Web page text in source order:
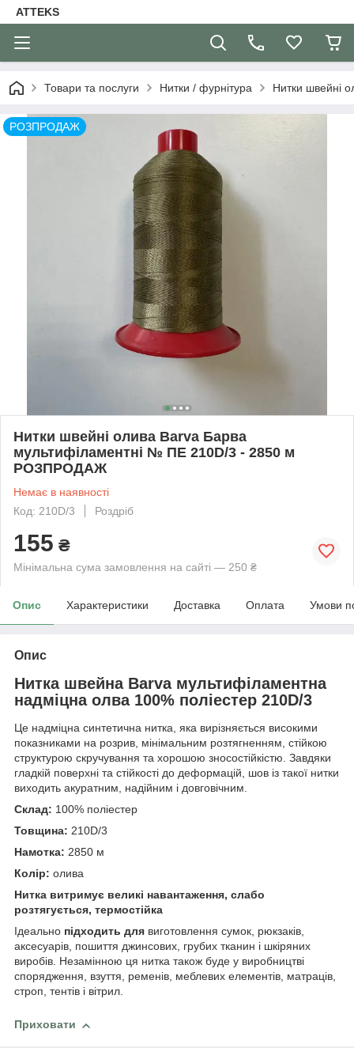
ATTEKS
Товари та послуги Нитки / фурнітура Нитки швейні
РОЗПРОДАЖ
Нитки швейні олива Barva Барва
мультифіламентні № ПЕ 210D/3 - 2850 м
РОЗПРОДАЖ
Немає в наявності
Код: 210D/3
Роздріб
155 ₴
Мінімальна сума замовлення на сайті — 250 ₴
Опис Характеристики Доставка Оплата Умови
Опис
Нитка швейна Barva мультифіламентна
надміцна олва 100% поліестер 210D/3
Це надміцна синтетична нитка, яка вирізняється високими
показниками на розрив, мінімальним розтягненням, стійкою
структурою скручування та хорошою зносостійкістю. Завдяки
гладкій поверхні та стійкості до деформацій, шов із такої нитки
виходить акуратним, надійним і довговічним.
Склад: 100% поліестер
Товщина: 210D/3
Намотка: 2850 м
Колір: олива
Нитка витримує великі навантаження, слабо
розтягується, термостійка
Ідеально підходить для виготовлення сумок, рюкзаків,
аксесуарів, пошиття джинсових, грубих тканин і шкіряних
виробів. Незамінною ця нитка також буде у виробництві
спорядження, взуття, ременів, меблевих елементів, матраців,
строп, тентів і вітрил.
Приховати